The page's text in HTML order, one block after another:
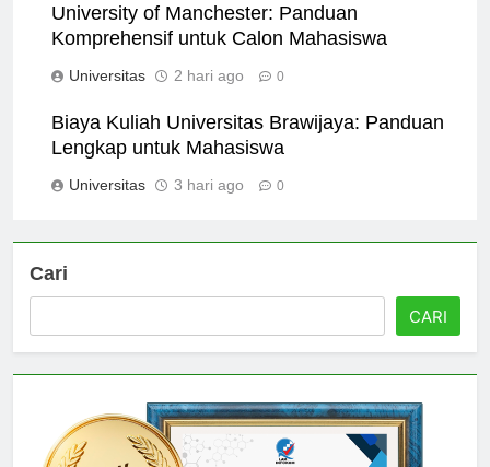
University of Manchester: Panduan
Komprehensif untuk Calon Mahasiswa
Universitas 2 hari ago 0
Biaya Kuliah Universitas Brawijaya: Panduan
Lengkap untuk Mahasiswa
Universitas 3 hari ago 0
Cari
CARI